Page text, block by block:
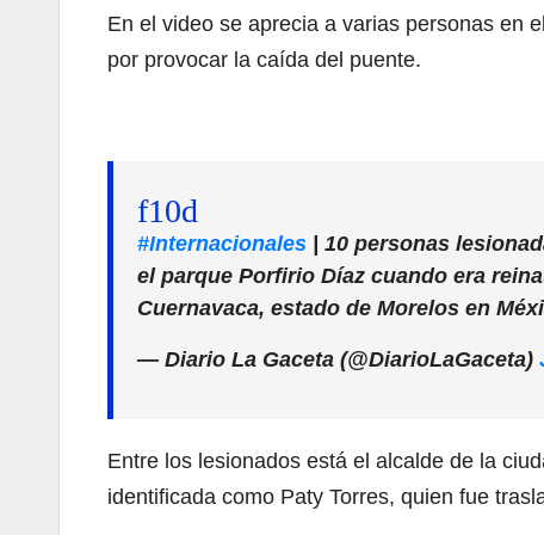
En el video se aprecia a varias personas en
por provocar la caída del puente.
#Internacionales | 10 personas
el parque Porfirio Díaz cuando era
Cuernavaca, estado de Morelos en
— Diario La Gaceta (@DiarioLaGaceta)
Entre los lesionados está el alcalde de la
identificada como Paty Torres, quien fue